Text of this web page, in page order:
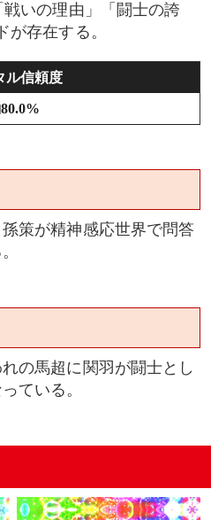
いの理由」「闘士の誇
が存在する。
ル信頼度
策が精神感応世界で問答
の馬超に関羽が闘士とし
ている。